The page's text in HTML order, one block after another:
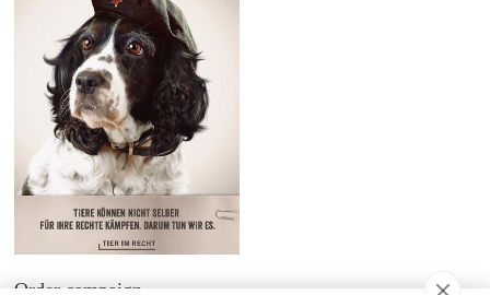
Order campaign